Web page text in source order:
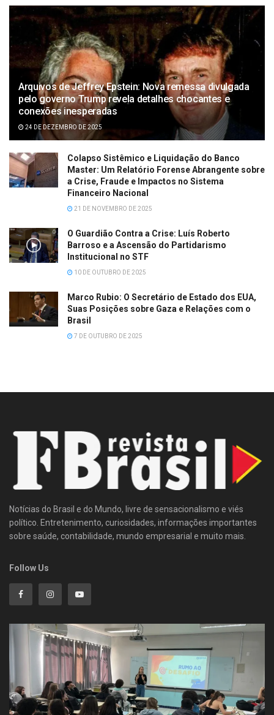
Arquivos de Jeffrey Epstein: Nova remessa divulgada
pelo governo Trump revela detalhes chocantes e
conexões inesperadas
24 DE DEZEMBRO DE 2025
Colapso Sistêmico e Liquidação do Banco
Master: Um Relatório Forense Abrangente sobre
a Crise, Fraude e Impactos no Sistema
Financeiro Nacional
21 DE NOVEMBRO DE 2025
O Guardião Contra a Crise: Luís Roberto
Barroso e a Ascensão do Partidarismo
Institucional no STF
10 DE OUTUBRO DE 2025
Marco Rubio: O Secretário de Estado dos EUA,
Suas Posições sobre Gaza e Relações com o
Brasil
7 DE OUTUBRO DE 2025
Notícias do Brasil e do Mundo, livre de sensacionalismo e viés
político. Entretenimento, curiosidades, informações importantes
sobre saúde, contabilidade, mundo empresarial e muito mais.
Follow Us